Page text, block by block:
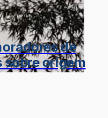
de
sobre origem